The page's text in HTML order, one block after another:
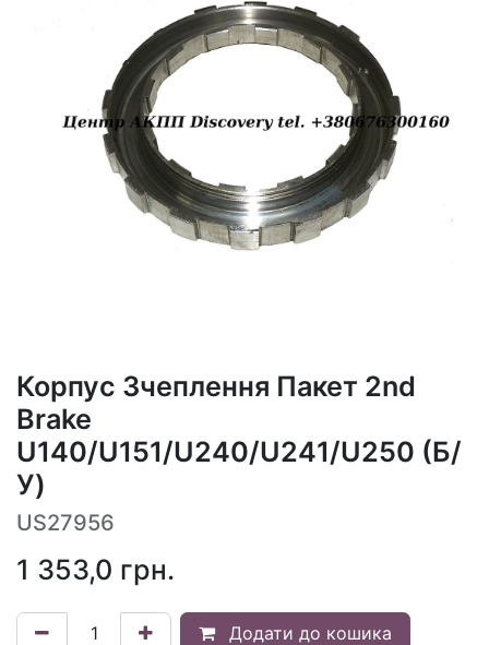
Корпус Зчеплення Пакет 2nd
Brake
U140/U151/U240/U241/U250 (Б/
У)
US27956
1 353,0 грн.
Додати до кошика